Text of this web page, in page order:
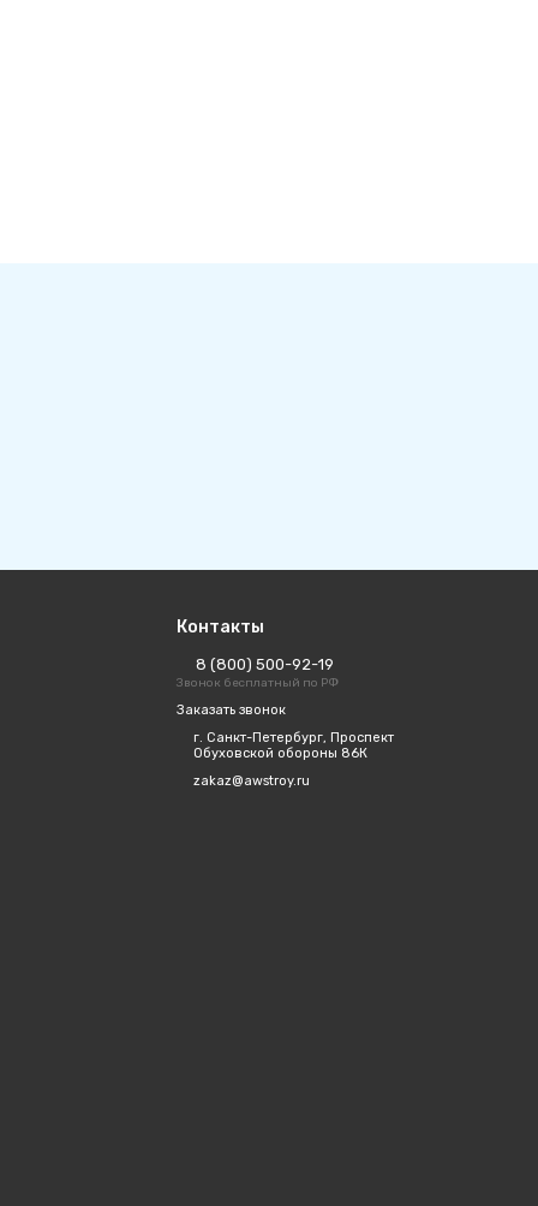
Контакты
8 (800) 500-92-19
Звонок бесплатный по РФ
Заказать звонок
г. Санкт-Петербург, Проспект
Обуховской обороны 86К
zakaz@awstroy.ru